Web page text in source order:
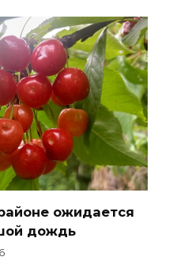
ожидается
дождь